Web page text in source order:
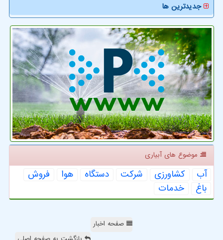
جدیدترین ها
موضوع های آبیاری
آب كشاورزی شركت دستگاه هوا
فروش
باغ
خدمات
صفحه اخبار